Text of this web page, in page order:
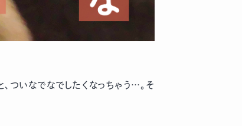
ついなでなでしたくなっちゃう…。そ